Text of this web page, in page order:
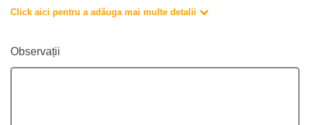
Click aici pentru a adăuga mai multe detalii
Observații